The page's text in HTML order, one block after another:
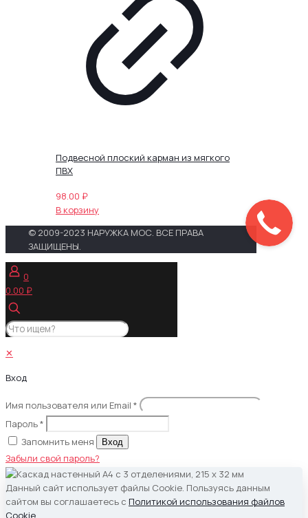
Подвесной плоский карман из мягкого
ПВХ
98.00 ₽
В корзину
© 2009-2023 НАРУЖКА МОС. ВСЕ ПРАВА
ЗАЩИЩЕНЫ.
0
0.00 ₽
✕
Вход
Имя пользователя или Email *
Пароль*
Запомнить меня
Вход
Забыли свой пароль?
Данный сайт использует файлы Cookie. Пользуясь данным
сайтом вы соглашаетесь с Политикой использования файлов
Cookie